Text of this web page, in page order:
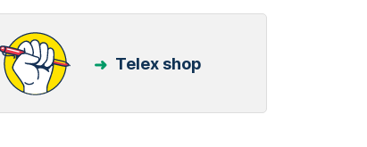
Telex shop